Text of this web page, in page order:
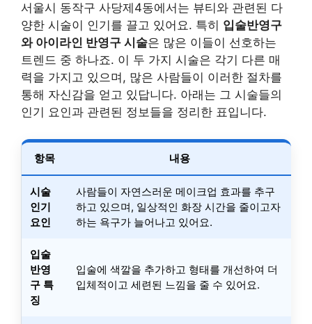
서울시 동작구 사당제4동에서는 뷰티와 관련된 다
양한 시술이 인기를 끌고 있어요. 특히 입술반영구
와 아이라인 반영구 시술은 많은 이들이 선호하는
트렌드 중 하나죠. 이 두 가지 시술은 각기 다른 매
력을 가지고 있으며, 많은 사람들이 이러한 절차를
통해 자신감을 얻고 있답니다. 아래는 그 시술들의
인기 요인과 관련된 정보들을 정리한 표입니다.
항목 내용
시술
인기
요인
사람들이 자연스러운 메이크업 효과를 추구
하고 있으며, 일상적인 화장 시간을 줄이고자
하는 욕구가 늘어나고 있어요.
입술
반영
구 특
징
입술에 색깔을 추가하고 형태를 개선하여 더
입체적이고 세련된 느낌을 줄 수 있어요.